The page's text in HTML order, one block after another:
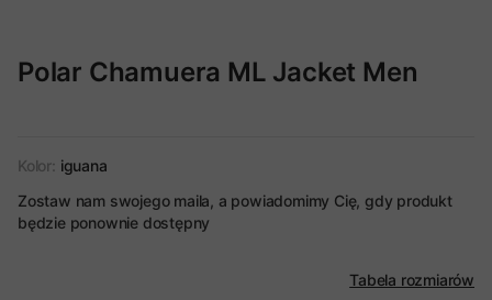
Polar Chamuera ML Jacket Men
Kolor: iguana
Zostaw nam swojego maila, a powiadomimy Cię, gdy produkt
będzie ponownie dostępny
Tabela rozmiarów